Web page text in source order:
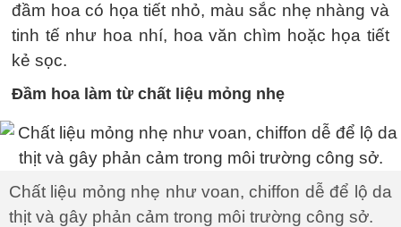
đầm hoa có họa tiết nhỏ, màu sắc nhẹ nhàng và
tinh tế như hoa nhí, hoa văn chìm hoặc họa tiết
kẻ sọc.
Đầm hoa làm từ chất liệu mỏng nhẹ
Chất liệu mỏng nhẹ như voan, chiffon dễ để lộ da
thịt và gây phản cảm trong môi trường công sở.